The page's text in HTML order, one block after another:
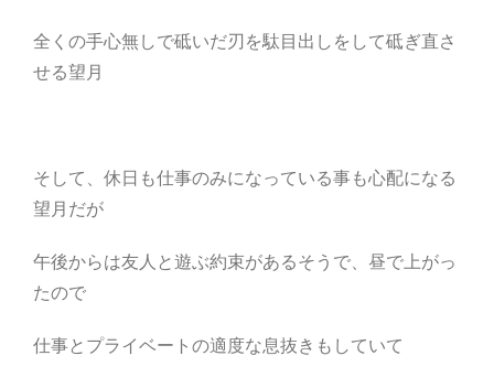
全くの手心無しで砥いだ刃を駄目出しをして砥ぎ直さ
せる望月
そして、休日も仕事のみになっている事も心配になる
望月だが
午後からは友人と遊ぶ約束があるそうで、昼で上がっ
たので
仕事とプライベートの適度な息抜きもしていて